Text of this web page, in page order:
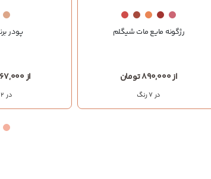
رژگونه مایع مات شیگلم
از 890,000 تومان
در 7 رنگ
پودر
از 1,667,000 تومان
در 2 رنگ